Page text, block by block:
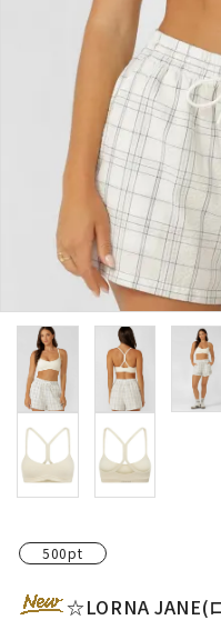
500pt
☆LORNA JANE(